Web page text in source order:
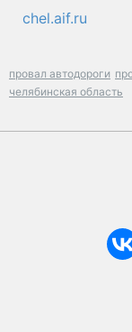
chel.aif.ru
провал автодороги
челябинская область